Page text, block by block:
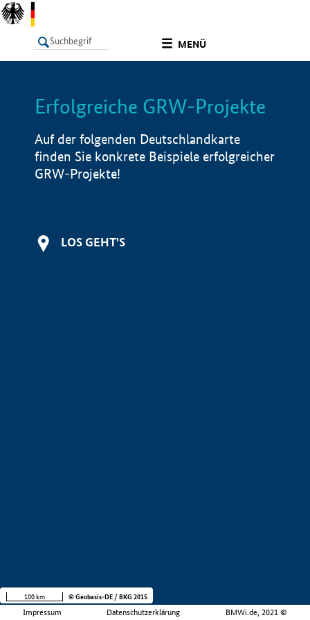
MENÜ
LISTE Info
Erfolgreiche GRW-Projekte
Auf der folgenden Deutschlandkarte
finden Sie konkrete Beispiele erfolgreicher
GRW-Projekte!
LOS GEHT'S
Impressum Datenschutzerklärung BMWi.de, 2021 ©
100 km © Geobasis-DE / BKG 2015